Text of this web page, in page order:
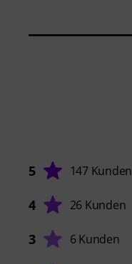
5 147 Kunden
4 26 Kunden
3 6 Kunden